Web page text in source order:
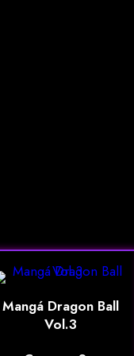
Mangá Dragon Ball
Vol.3